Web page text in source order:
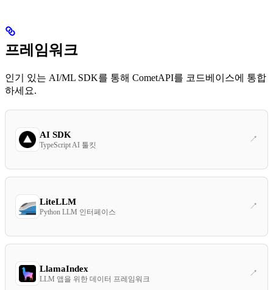
프레임워크
인기 있는 AI/ML SDK를 통해 CometAPI를 코드베이스에 통합
하세요.
AI SDK
TypeScript AI 툴킷
LiteLLM
Python LLM 인터페이스
LlamaIndex
LLM 앱을 위한 데이터 프레임워크